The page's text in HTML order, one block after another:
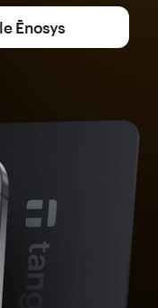
Ēnosys